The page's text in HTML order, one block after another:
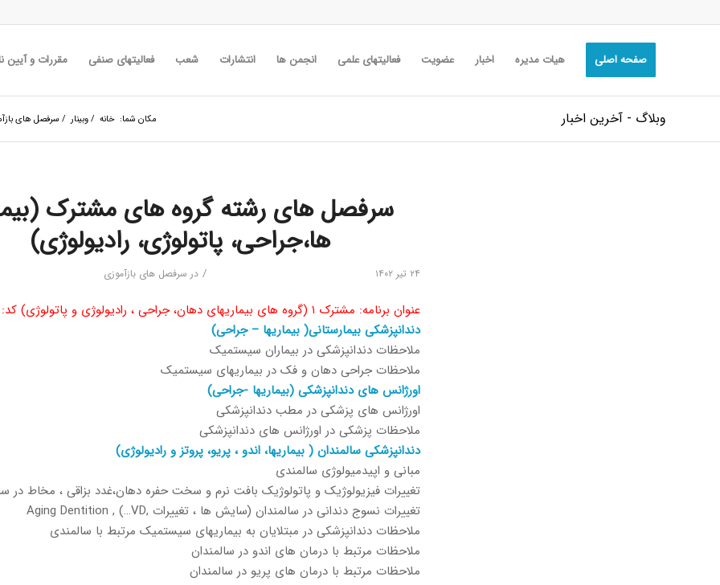
صفحه اصلی هیات مدیره اخبار عضویت فعالیتهای علمی انجمن ها انتشارات شعب فعالیتهای صنفی مقررات و آیین
وبلاگ - آخرین اخبار مکان شما: خانه /وبینار / سرفصل های
سرفصل های رشته گروه های مشترک
ها،جراحی، پاتولوژی، رادیولوژی)
۲۴ تیر ۱۴۰۲ / در سرفصل های بازآموزی
عنوان برنامه: مشترک ۱ (گروه های بیماریهای دهان، جراحی ، رادیولوژی و پاتولوژی) کد: ۳۳۱۵۱۱۱۲۲
دندانپزشکی بیمارستانی( بیماریها – جراحی)
ملاحظات دندانپزشکی در بیماران سیستمیک
ملاحظات جراحی دهان و فک در بیماریهای سیستمیک
اورژانس های دندانپزشکی (بیماریها -جراحی)
اورژانس های پزشکی در مطب دندانپزشکی
ملاحظات پزشکی در اورژانس های دندانپزشکی
دندانپزشکی سالمندان ( بیماریها، اندو ، پریو، پروتز و رادیولوژی)
مبانی و اپیدمیولوژی سالمندی
تغييرات فیزیولوژیک و پاتولوژیک بافت نرم و سخت حفره دهان،غدد بزاقی ، مخاط در
تغييرات نسوج دندانی در سالمندان (سایش ها ، تغييرات ,Aging Dentition , (…VD
ملاحظات دندانپزشکی در مبتلایان به بیماریهای سیستمیک مرتبط با سالمندی
ملاحظات مرتبط با درمان های اندو در سالمندان
ملاحظات مرتبط با درمان های پریو در سالمندان